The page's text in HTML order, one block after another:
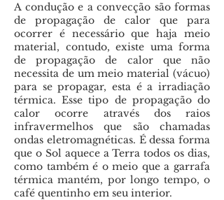
A condução e a convecção são formas
de propagação de calor que para
ocorrer é necessário que haja meio
material, contudo, existe uma forma
de propagação de calor que não
necessita de um meio material (vácuo)
para se propagar, esta é a irradiação
térmica. Esse tipo de propagação do
calor ocorre através dos raios
infravermelhos que são chamadas
ondas eletromagnéticas. É dessa forma
que o Sol aquece a Terra todos os dias,
como também é o meio que a garrafa
térmica mantém, por longo tempo, o
café quentinho em seu interior.